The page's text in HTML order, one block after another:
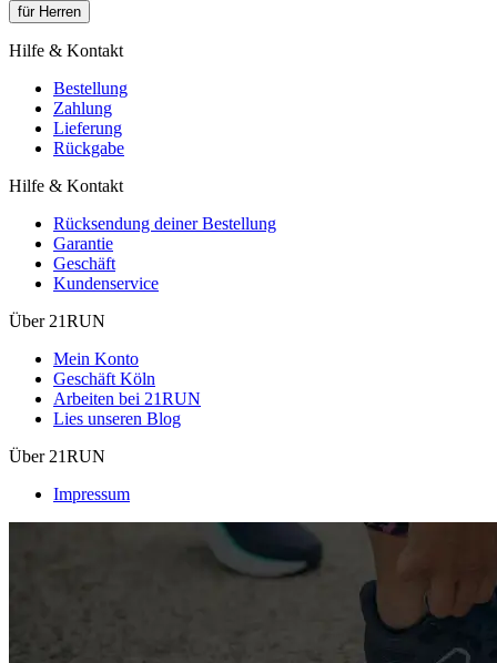
für Herren
Hilfe & Kontakt
Bestellung
Zahlung
Lieferung
Rückgabe
Hilfe & Kontakt
Rücksendung deiner Bestellung
Garantie
Geschäft
Kundenservice
Über 21RUN
Mein Konto
Geschäft Köln
Arbeiten bei 21RUN
Lies unseren Blog
Über 21RUN
Impressum